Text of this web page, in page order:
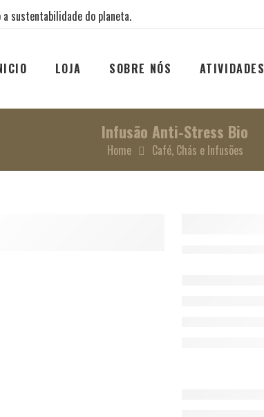
sustentabilidade do planeta.
LOJA SOBRE NÓS ATIVIDADES
Infusão Anti-Stress Bio
Home Café, Chás e Infusões